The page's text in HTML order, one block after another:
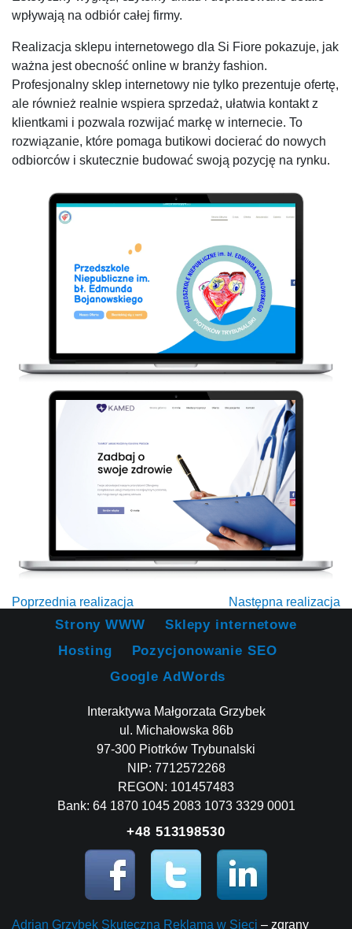
wpływają na odbiór całej firmy.
Realizacja sklepu internetowego dla Si Fiore pokazuje, jak
ważna jest obecność online w branży fashion.
Profesjonalny sklep internetowy nie tylko prezentuje ofertę,
ale również realnie wspiera sprzedaż, ułatwia kontakt z
klientkami i pozwala rozwijać markę w internecie. To
rozwiązanie, które pomaga butikowi docierać do nowych
odbiorców i skutecznie budować swoją pozycję na rynku.
Poprzednia realizacja Następna realizacja
Strony WWW
Sklepy internetowe
Hosting
Pozycjonowanie SEO
Google AdWords
Interaktywa Małgorzata Grzybek
ul. Michałowska 86b
97-300 Piotrków Trybunalski
NIP: 7712572268
REGON: 101457483
Bank: 64 1870 1045 2083 1073 3329 0001
+48 513198530
Adrian Grzybek Skuteczna Reklama w Sieci – zgrany